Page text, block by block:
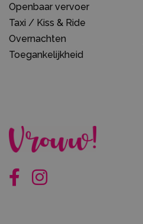
Openbaar vervoer
Taxi / Kiss & Ride
Overnachten
Toegankelijkheid